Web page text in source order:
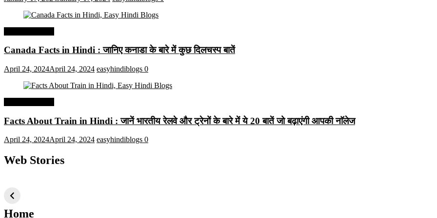
Canada Facts in Hindi : जानिए कनाडा के बारे में कुछ दिलचस्प बातें
April 24, 2024April 24, 2024 easyhindiblogs 0
Facts About Train in Hindi : जानें भारतीय रेलवे और ट्रेनों के बारे में ये 20 बातें जो बढ़ाएंगी आपकी नाॅलेज
April 24, 2024April 24, 2024 easyhindiblogs 0
Web Stories
तकनीक जो आपको
2024 के लिए सीखनी
Home